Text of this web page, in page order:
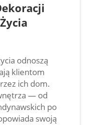
odnoszą
klientom
ich dom.
— od
po
swoją